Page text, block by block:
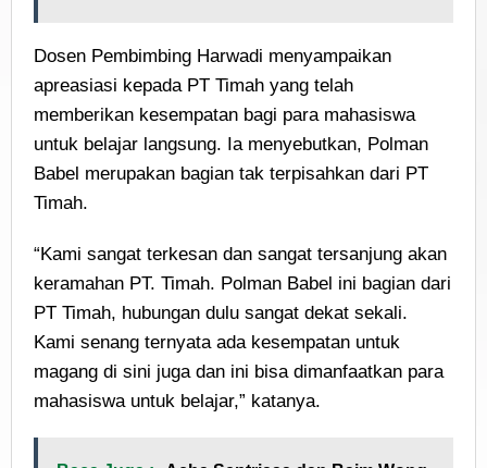
Dosen Pembimbing Harwadi menyampaikan
apreasiasi kepada PT Timah yang telah
memberikan kesempatan bagi para mahasiswa
untuk belajar langsung. Ia menyebutkan, Polman
Babel merupakan bagian tak terpisahkan dari PT
Timah.
“Kami sangat terkesan dan sangat tersanjung akan
keramahan PT. Timah. Polman Babel ini bagian dari
PT Timah, hubungan dulu sangat dekat sekali.
Kami senang ternyata ada kesempatan untuk
magang di sini juga dan ini bisa dimanfaatkan para
mahasiswa untuk belajar,” katanya.